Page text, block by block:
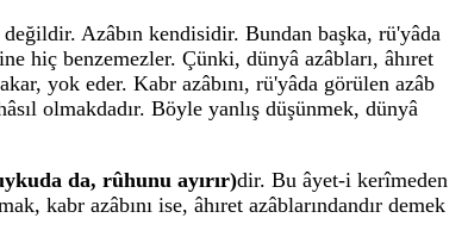
Azâbın kendisidir. Bundan başka, rü'yâda
hiç benzemezler. Çünki, dünyâ azâbları, âhıret
yok eder. Kabr azâbını, rü'yâda görülen azâb
olmakdadır. Böyle yanlış düşünmek, dünyâ
da, rûhunu ayırır)dir. Bu âyet-i kerîmeden
kabr azâbını ise, âhıret azâblarındandır demek